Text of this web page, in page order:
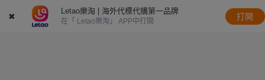
✖
Letao樂淘 | 海外代標代購第一品牌
在「 Letao樂淘」 APP中打開
打開